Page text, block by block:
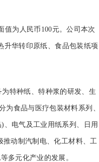
为人民币100元。公司本次
升华转印原纸、食品包装纸项
特种纸、特种浆的研发、生
为食品与医疗包装材料系列、
、电气及工业用纸系列、日用
推动制汽制电、化工材料、工
多元化产业的发展。